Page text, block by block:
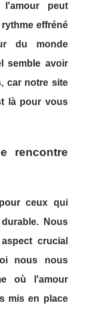
l'amour peut
effréné
du monde
semble avoir
car notre site
là pour vous
rencontre
ceux qui
Nous
crucial
nous nous
où l'amour
mis en place